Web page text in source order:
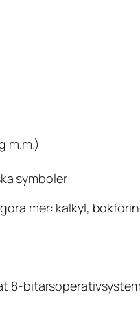
m.m.)
symboler
mer: kalkyl,